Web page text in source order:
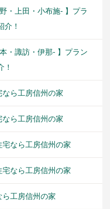
・上田・小布施- 】プラ
介！
・諏訪・伊那- 】プラン
！
ら工房信州の家
ら工房信州の家
なら工房信州の家
なら工房信州の家
ら工房信州の家